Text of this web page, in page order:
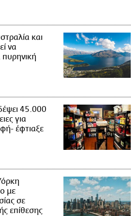
και
να
πυρηνική
45.000
για
έφτιαξε
με
σε
επίθεσης